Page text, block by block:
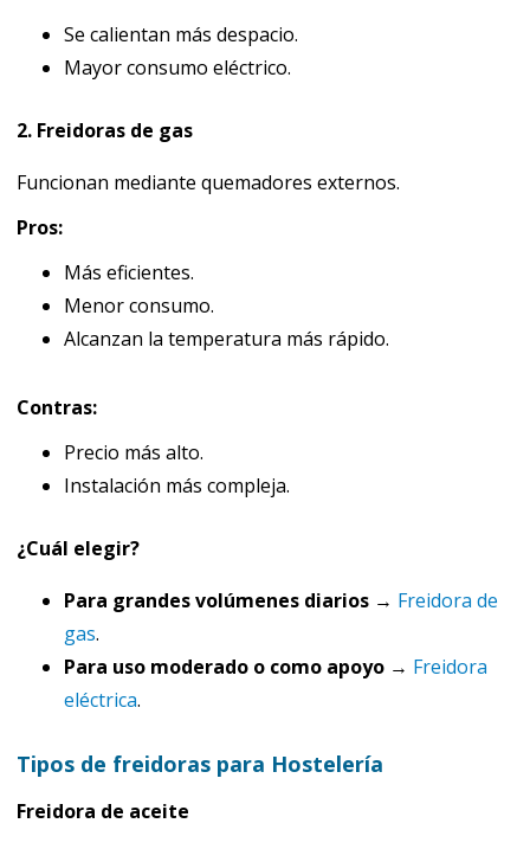
Se calientan más despacio.
Mayor consumo eléctrico.
2. Freidoras de gas
Funcionan mediante quemadores externos.
Pros:
Más eficientes.
Menor consumo.
Alcanzan la temperatura más rápido.
Contras:
Precio más alto.
Instalación más compleja.
¿Cuál elegir?
Para grandes volúmenes diarios → Freidora de
gas.
Para uso moderado o como apoyo → Freidora
eléctrica.
Tipos de freidoras para Hostelería
Freidora de aceite